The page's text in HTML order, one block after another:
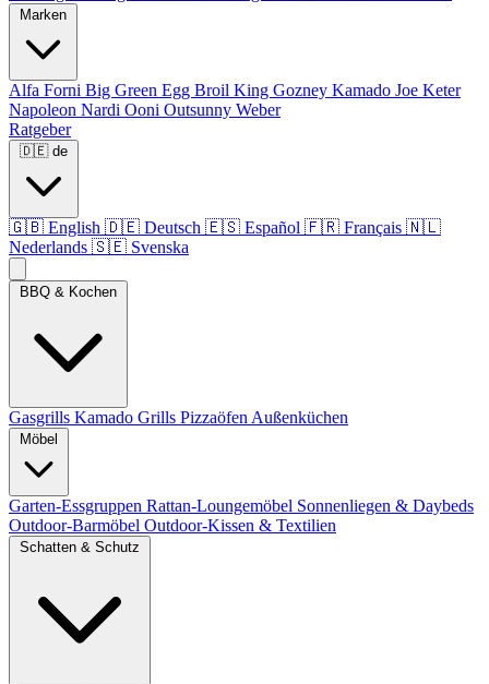
Alfa Forni Big Green Egg Broil King Gozney Kamado Joe Keter
Napoleon Nardi Ooni Outsunny Weber
Ratgeber
🇩🇪 de
🇬🇧 English 🇩🇪 Deutsch 🇪🇸 Español 🇫🇷 Français 🇳🇱
Nederlands 🇸🇪 Svenska
Gasgrills Kamado Grills Pizzaöfen Außenküchen
Garten-Essgruppen Rattan-Loungemöbel Sonnenliegen & Daybeds
Outdoor-Barmöbel Outdoor-Kissen & Textilien